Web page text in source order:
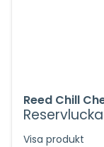
Reed Chill
Visa produkt